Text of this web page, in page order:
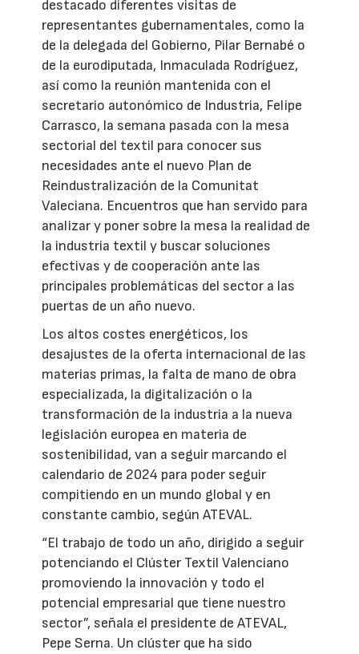
destacado diferentes visitas de
representantes gubernamentales, como la
de la delegada del Gobierno, Pilar Bernabé o
de la eurodiputada, Inmaculada Rodríguez,
así como la reunión mantenida con el
secretario autonómico de Industria, Felipe
Carrasco, la semana pasada con la mesa
sectorial del textil para conocer sus
necesidades ante el nuevo Plan de
Reindustralización de la Comunitat
Valeciana. Encuentros que han servido para
analizar y poner sobre la mesa la realidad de
la industria textil y buscar soluciones
efectivas y de cooperación ante las
principales problemáticas del sector a las
puertas de un año nuevo.
Los altos costes energéticos, los
desajustes de la oferta internacional de las
materias primas, la falta de mano de obra
especializada, la digitalización o la
transformación de la industria a la nueva
legislación europea en materia de
sostenibilidad, van a seguir marcando el
calendario de 2024 para poder seguir
compitiendo en un mundo global y en
constante cambio, según ATEVAL.
“El trabajo de todo un año, dirigido a seguir
potenciando el Clúster Textil Valenciano
promoviendo la innovación y todo el
potencial empresarial que tiene nuestro
sector”, señala el presidente de ATEVAL,
Pepe Serna. Un clúster que ha sido